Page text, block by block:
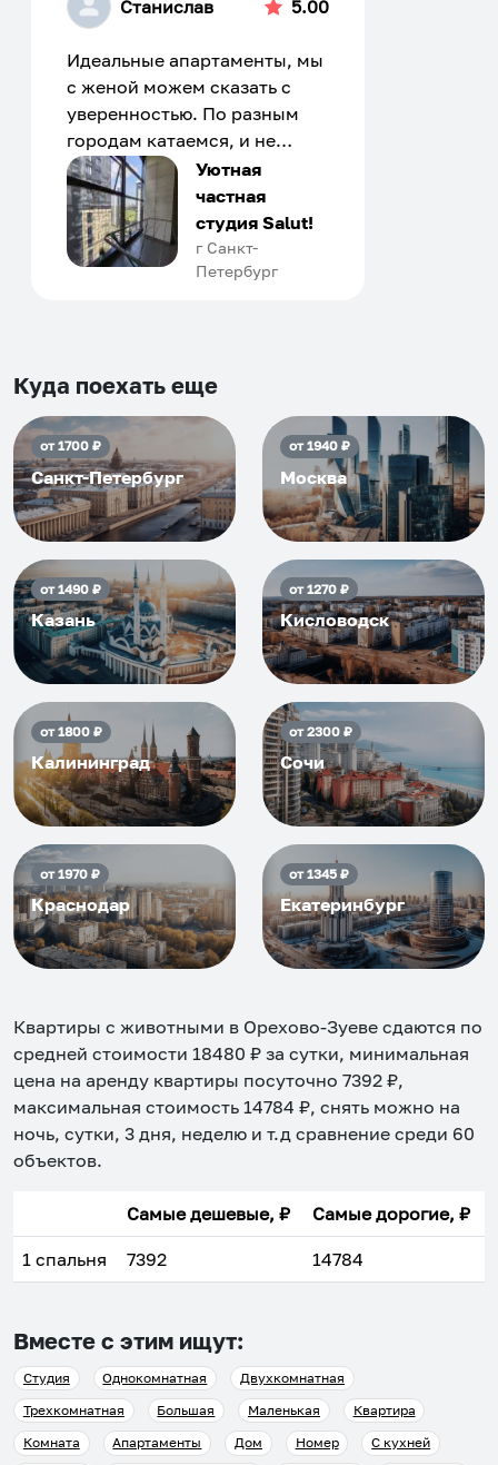
Станислав 5.00
Идеальные апартаменты, мы
с женой можем сказать с
уверенностью. По разным
городам катаемся, и не
только в России. Сервис на
отличном уровне. Хозяин
апартаментов доброй души
человек, всегда можно
договориться, подскажет
приезжать еще...
Уютная
частная
студия Salut!
г Санкт-
Петербург
Куда поехать еще
от1700₽
Санкт-Петербург
от1940₽
Москва
от1490₽
Казань
от1270₽
Кисловодск
от1800₽
Калининград
от2300₽
Сочи
от1970₽
Краснодар
от1345₽
Екатеринбург
Квартиры с животными в Орехово-Зуеве сдаются по
средней стоимости 18480 ₽ за сутки, минимальная
цена на аренду квартиры посуточно 7392 ₽,
максимальная стоимость 14784 ₽, снять можно на
ночь, сутки, 3 дня, неделю и т.д сравнение среди 60
объектов.
Самые дешевые, ₽ Самые дорогие, ₽
1 спальня 7392 14784
Вместе с этим ищут:
Студия Однокомнатная
Двухкомнатная
Трехкомнатная
Большая Маленькая
Квартира
Комната
Апартаменты Дом Номер
С кухней